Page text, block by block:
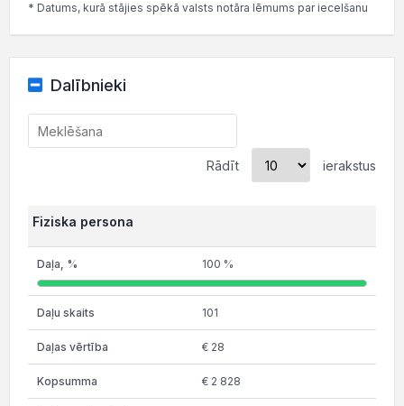
* Datums, kurā stājies spēkā valsts notāra lēmums par iecelšanu
Dalībnieki
Rādīt ierakstus
Fiziska persona
100 %
101
€ 28
€ 2 828